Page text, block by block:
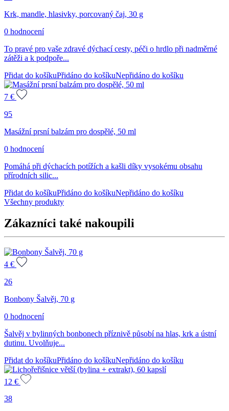
Krk, mandle, hlasivky, porcovaný čaj, 30 g
0 hodnocení
To pravé pro vaše zdravé dýchací cesty, péči o hrdlo při nadměrné
zátěži a k podpoře...
Přidat do košíkuPřidáno do košíkuNepřidáno do košíku
7 €
95
Masážní prsní balzám pro dospělé, 50 ml
0 hodnocení
Pomáhá při dýchacích potížích a kašli díky vysokému obsahu
přírodních silic...
Přidat do košíkuPřidáno do košíkuNepřidáno do košíku
Všechny produkty
Zákazníci také nakoupili
4 €
26
Bonbony Šalvěj, 70 g
0 hodnocení
Šalvěj v bylinných bonbonech příznivě působí na hlas, krk a ústní
dutinu. Uvolňuje...
Přidat do košíkuPřidáno do košíkuNepřidáno do košíku
12 €
38